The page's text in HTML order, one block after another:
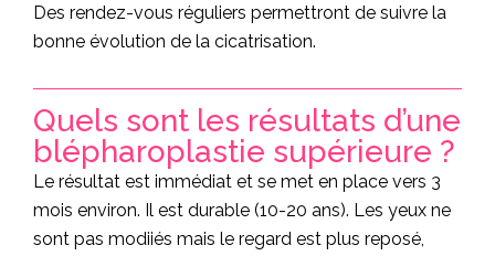
Des rendez-vous réguliers permettront de suivre la
bonne évolution de la cicatrisation.
Quels sont les résultats d’une
blépharoplastie supérieure ?
Le résultat est immédiat et se met en place vers 3
mois environ. Il est durable (10-20 ans). Les yeux ne
sont pas modiiés mais le regard est plus reposé,